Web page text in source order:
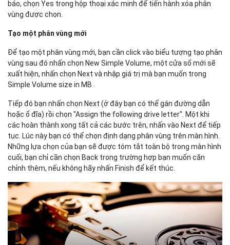
báo, chọn Yes trong hộp thoại xác minh để tiến hành xóa phân
vùng được chọn.
Tạo một phân vùng mới
Để tạo một phân vùng mới, bạn cần click vào biểu tượng tạo phân
vùng sau đó nhấn chọn New Simple Volume, một cửa sổ mới sẽ
xuất hiện, nhấn chọn Next và nhập giá trị mà bạn muốn trong
Simple Volume size in MB .
Tiếp đó bạn nhấn chọn Next (ở đây bạn có thể gán đường dẫn
hoặc ổ đĩa) rồi chọn "Assign the following drive letter". Một khi
các hoàn thành xong tất cả các bước trên, nhấn vào Next để tiếp
tục. Lúc này bạn có thể chọn định dạng phân vùng trên màn hình.
Những lựa chọn của bạn sẽ được tóm tắt toàn bộ trong màn hình
cuối, bạn chỉ cần chọn Back trong trường hợp bạn muốn căn
chỉnh thêm, nếu không hãy nhấn Finish để kết thúc.